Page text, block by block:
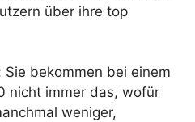
über ihre top
bekommen bei einem
nicht immer das, wofür
weniger,